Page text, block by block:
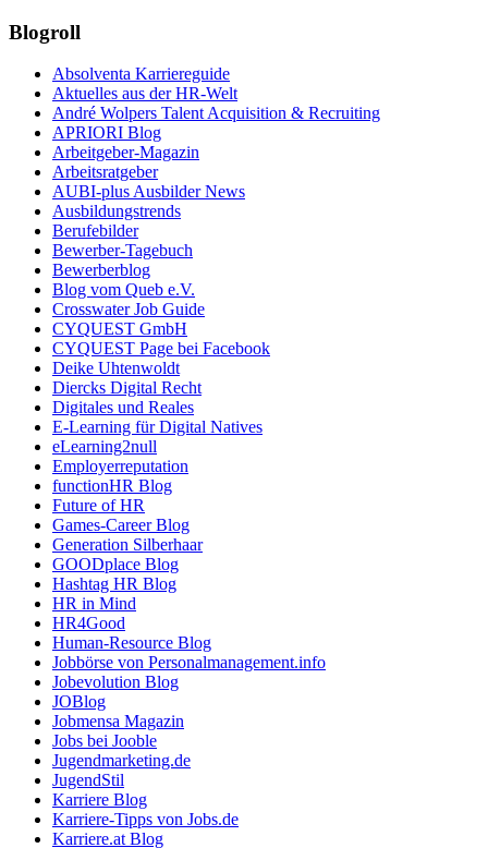
Blogroll
Absolventa Karriereguide
Aktuelles aus der HR-Welt
André Wolpers Talent Acquisition & Recruiting
APRIORI Blog
Arbeitgeber-Magazin
Arbeitsratgeber
AUBI-plus Ausbilder News
Ausbildungstrends
Berufebilder
Bewerber-Tagebuch
Bewerberblog
Blog vom Queb e.V.
Crosswater Job Guide
CYQUEST GmbH
CYQUEST Page bei Facebook
Deike Uhtenwoldt
Diercks Digital Recht
Digitales und Reales
E-Learning für Digital Natives
eLearning2null
Employerreputation
functionHR Blog
Future of HR
Games-Career Blog
Generation Silberhaar
GOODplace Blog
Hashtag HR Blog
HR in Mind
HR4Good
Human-Resource Blog
Jobbörse von Personalmanagement.info
Jobevolution Blog
JOBlog
Jobmensa Magazin
Jobs bei Jooble
Jugendmarketing.de
JugendStil
Karriere Blog
Karriere-Tipps von Jobs.de
Karriere.at Blog